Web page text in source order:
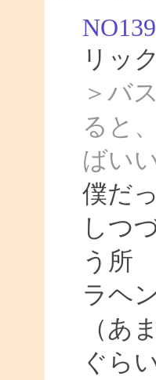
リッ
＞バ
ると
ばい
僕だ
しつ
う所
ラヘ
（あ
ぐら